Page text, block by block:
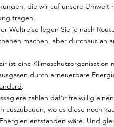
die wir auf unsere Umwelt
tragen.
Weltreise legen Sie je nach
machen, aber durchaus an
ist eine
durch erneuerbare
.
zahlen dafür freiwillig
auszubauen, wo es diese noch
entstanden wäre. Und